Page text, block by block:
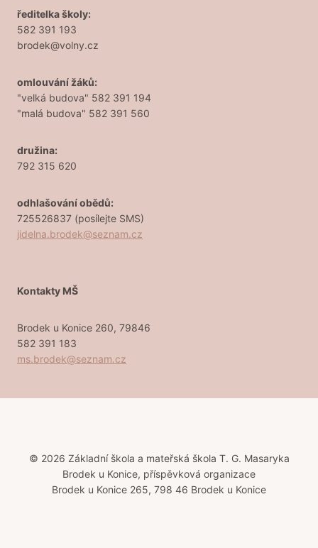
ředitelka školy:
582 391 193
brodek@volny.cz
omlouvání žáků:
"velká budova" 582 391 194
"malá budova" 582 391 560
družina:
792 315 620
odhlašování obědů:
725526837 (posílejte SMS)
jidelna.brodek@seznam.cz
Kontakty MŠ
Brodek u Konice 260, 79846
582 391 183
ms.brodek@seznam.cz
© 2026 Základní škola a mateřská škola T. G. Masaryka
Brodek u Konice, příspěvková organizace
Brodek u Konice 265, 798 46 Brodek u Konice